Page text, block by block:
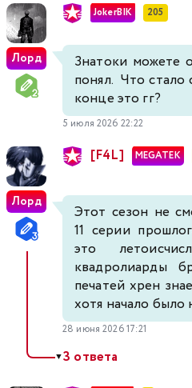
Лорд
JokerBIK 205
Знатоки можете
понял. Что стало
конце это гг?
5 июля 2026 22:22
Лорд
[F4L] MEGATEK
Этот сезон не
11 серии
это
квадролиарды
печатей хрен
хотя начало было
28 июня 2026 17:21
▼3 ответа